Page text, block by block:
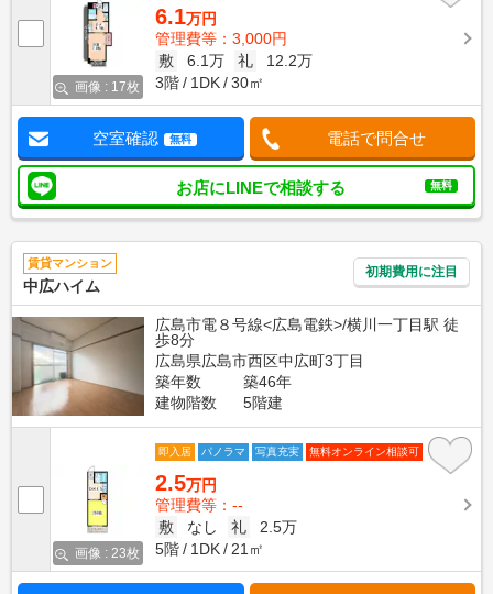
画像 : 17枚
6.1万円
管理費等：3,000円
敷
6.1万 礼
12.2万
3階
1DK 30㎡
空室確認 無料 電話で問合せ
お店にLINEで相談する 無料
賃貸マンション
中広ハイム
初期費用に注目
広島市電８号線<広島電鉄>/横川一丁目駅 徒
歩8分
広島県広島市西区中広町3丁目
築年数
築46年
建物階数
5階建
画像 : 23枚
即入居 パノラマ 写真充実 無料オンライン相談可
2.5万円
管理費等：--
敷
なし 礼
2.5万
5階
1DK 21㎡